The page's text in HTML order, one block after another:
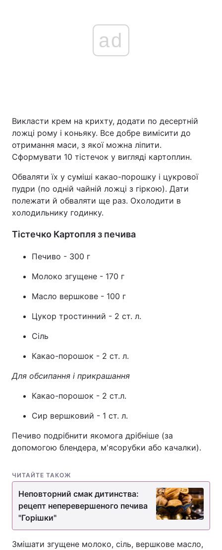
ad
Викласти крем на крихту, додати по десертній
ложці рому і коньяку. Все добре вимісити до
отримання маси, з якої можна ліпити.
Сформувати 10 тістечок у вигляді картоплин.
Обваляти їх у суміші какао-порошку і цукрової
пудри (по одній чайній ложці з гіркою). Дати
полежати й обваляти ще раз. Охолодити в
холодильнику годинку.
Тістечко Картопля з печива
Печиво - 300 г
Молоко згущене - 170 г
Масло вершкове - 100 г
Цукор тростинний - 2 ст. л.
Сіль
Какао-порошок - 2 ст. л.
Для обсипання і прикрашання
Какао-порошок - 2 ст.л.
Сир вершковий - 1 ст. л.
Печиво подрібнити якомога дрібніше (за
допомогою блендера, м'ясорубки або качалки).
ЧИТАЙТЕ ТАКОЖ
Неповторний смак дитинства:
рецепт неперевершеного печива
"Горішки"
Змішати згущене молоко, сіль, вершкове масло,